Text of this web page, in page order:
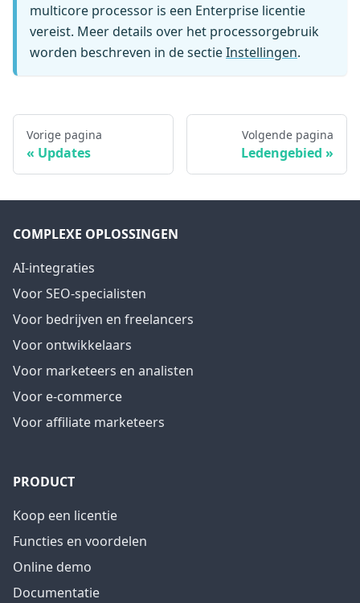
multicore processor is een Enterprise licentie
vereist. Meer details over het processorgebruik
worden beschreven in de sectieInstellingen.
Vorige pagina
Updates
Volgende pagina
Ledengebied
COMPLEXE OPLOSSINGEN
AI-integraties
Voor SEO-specialisten
Voor bedrijven en freelancers
Voor ontwikkelaars
Voor marketeers en analisten
Voor e-commerce
Voor affiliate marketeers
PRODUCT
Koop een licentie
Functies en voordelen
Online demo
Documentatie